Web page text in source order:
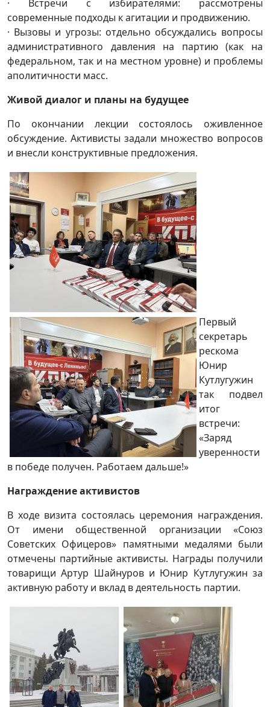
· Встречи с избирателями: рассмотрены
современные подходы к агитации и продвижению.
· Вызовы и угрозы: отдельно обсуждались вопросы
административного давления на партию (как на
федеральном, так и на местном уровне) и проблемы
аполитичности масс.
Живой диалог и планы на будущее
По окончании лекции состоялось оживленное
обсуждение. Активисты задали множество вопросов
и внесли конструктивные предложения.
Первый
секретарь
рескома
Юнир
Кутлугужин
так подвел
итог
встречи:
«Заряд
уверенности
в победе получен. Работаем дальше!»
Награждение активистов
В ходе визита состоялась церемония награждения.
От имени общественной организации «Союз
Советских Офицеров» памятными медалями были
отмечены партийные активисты. Награды получили
товарищи Артур Шайнуров и Юнир Кутлугужин за
активную работу и вклад в деятельность партии.